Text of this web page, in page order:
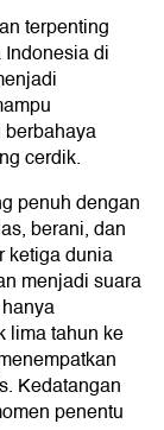
terpenting
di
cerdik.
penuh dengan
berani, dan
ketiga dunia
menjadi suara
lima tahun ke
Kedatangan
penentu